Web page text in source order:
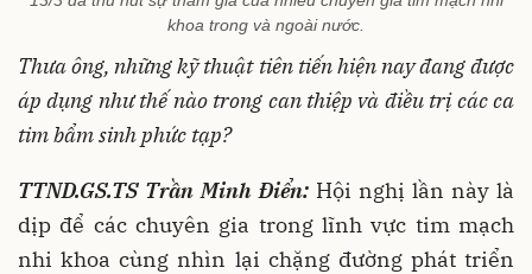
khoa trong và ngoài nước.
Thưa ông, những kỹ thuật tiên tiến hiện nay đang được
áp dụng như thế nào trong can thiệp và điều trị các ca
tim bẩm sinh phức tạp?
TTND.GS.TS Trần Minh Điển: Hội nghị lần này là
dịp để các chuyên gia trong lĩnh vực tim mạch
nhi khoa cùng nhìn lại chặng đường phát triển